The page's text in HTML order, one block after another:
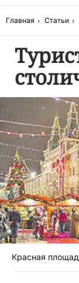
Главная Статьи
Красная